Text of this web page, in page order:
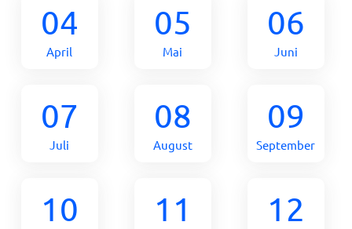
04
April
05
Mai
06
Juni
07
Juli
08
August
09
September
10 11 12